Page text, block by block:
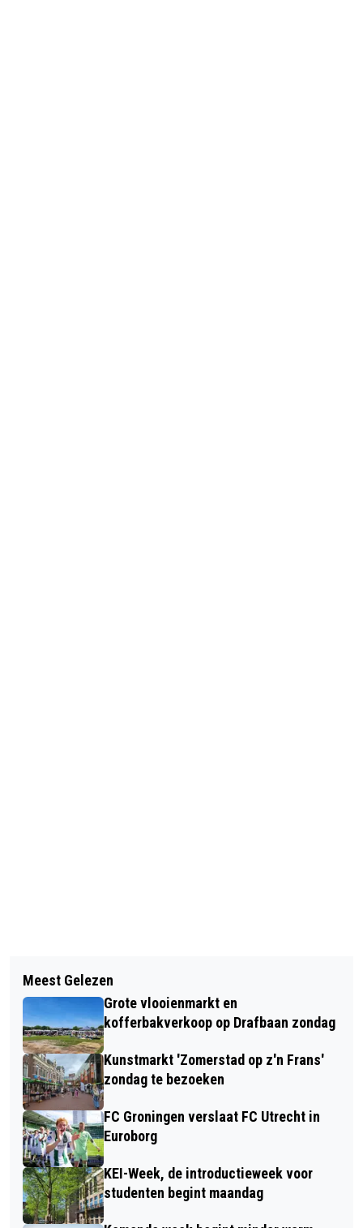
OPENLUCHTBAD DE PAPIERMOLEN
OPENT ZATERDAG 2 MEI DE DEUREN
EXTRA BUSSEN OP BEVRIJDINGSDAG
IN GRONINGEN EN DRENTHE
Meest Gelezen
Grote vlooienmarkt en
kofferbakverkoop op Drafbaan zondag
Kunstmarkt 'Zomerstad op z'n Frans'
zondag te bezoeken
FC Groningen verslaat FC Utrecht in
Euroborg
KEI-Week, de introductieweek voor
studenten begint maandag